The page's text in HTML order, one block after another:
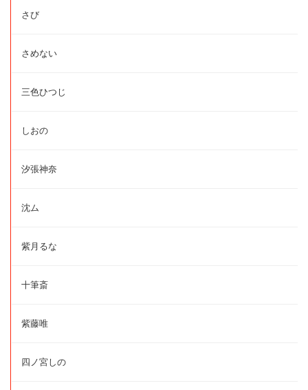
さび
さめない
三色ひつじ
しおの
汐張神奈
沈ム
紫月るな
十筆斎
紫藤唯
四ノ宮しの